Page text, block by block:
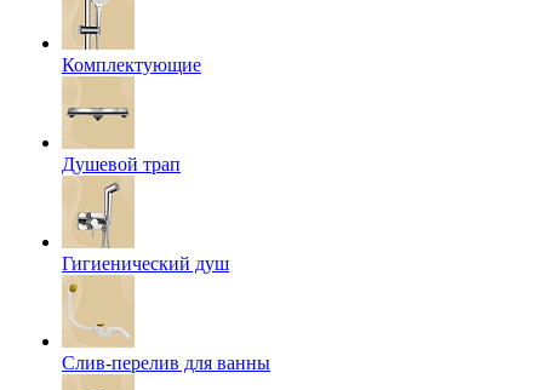
Комплектующие
Душевой трап
Гигиенический душ
Слив-перелив для ванны